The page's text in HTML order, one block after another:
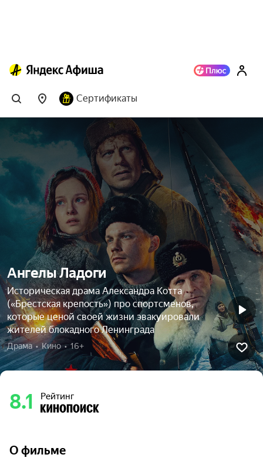
Сертификаты
Ангелы Ладоги
Историческая драма Александра Котта
(«Брестская крепость») про спортсменов,
которые ценой своей жизни эвакуировали
жителей блокадного Ленинграда
Драма  •  Кино  •  16+
8.1 Рейтинг
О фильме